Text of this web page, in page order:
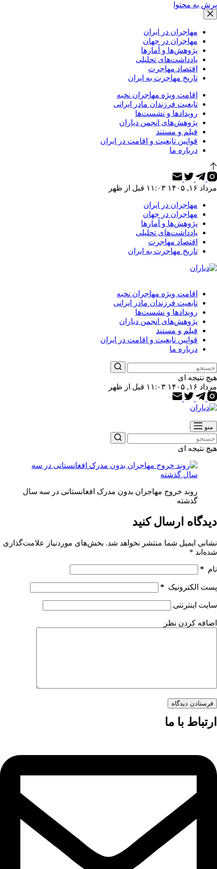
پرش به محتوا
مهاجران در ایران
مهاجران در جهان
پژوهش‌ها و آمارها
یادداشت‌های تحلیلی
اقتصاد مهاجرت
تاریخ مهاجرت به ایران
اقامت ویژه مهاجران نخبه
تابعیت فرزندان مادر ایرانی
رویدادها و نشست‌ها
پژوهش‌های انجمن دیاران
فیلم و مستند
قوانین تابعیت و اقامت در ایران
درباره ما
مرداد ۱۶, ۱۴۰۵ ۱۱:۰۳ قبل از ظهر
مهاجران در ایران
مهاجران در جهان
پژوهش‌ها و آمارها
یادداشت‌های تحلیلی
اقتصاد مهاجرت
تاریخ مهاجرت به ایران
اقامت ویژه مهاجران نخبه
تابعیت فرزندان مادر ایرانی
رویدادها و نشست‌ها
پژوهش‌های انجمن دیاران
فیلم و مستند
قوانین تابعیت و اقامت در ایران
درباره ما
هیچ نتیجه ای
مرداد ۱۶, ۱۴۰۵ ۱۱:۰۳ قبل از ظهر
منو
هیچ نتیجه ای
روند خروج مهاجران بدون مدرک افغانستانی در سه سال
گذشته
دیدگاه ارسال کنید
نشانی ایمیل شما منتشر نخواهد شد. بخش‌های موردنیاز علامت‌گذاری
شده‌اند *
نام *
پست الکترونیک *
سایت اینترنتی
اضافه کردن نظر
فرستادن دیدگاه
ارتباط با ما